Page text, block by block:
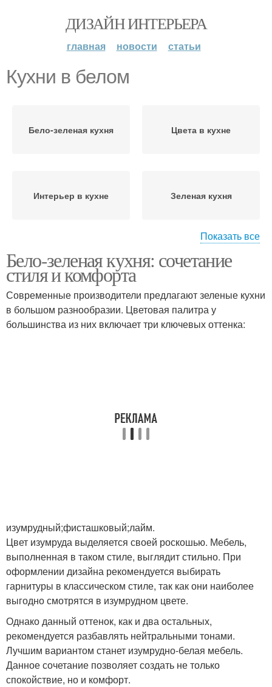
ДИЗАЙН ИНТЕРЬЕРА
главная новости статьи
Кухни в белом
Бело-зеленая кухня Цвета в кухне
Интерьер в кухне Зеленая кухня
Глянцевая кухня Фартук для кухни
Кухни с деревянной
Белая кухня
Показать все
Бело-зеленая кухня: сочетание
стиля и комфорта
Современные производители предлагают зеленые кухни
в большом разнообразии. Цветовая палитра у
большинства из них включает три ключевых оттенка:
изумрудный;фисташковый;лайм.
Цвет изумруда выделяется своей роскошью. Мебель,
выполненная в таком стиле, выглядит стильно. При
оформлении дизайна рекомендуется выбирать
гарнитуры в классическом стиле, так как они наиболее
выгодно смотрятся в изумрудном цвете.
Однако данный оттенок, как и два остальных,
рекомендуется разбавлять нейтральными тонами.
Лучшим вариантом станет изумрудно-белая мебель.
Данное сочетание позволяет создать не только
спокойствие, но и комфорт.